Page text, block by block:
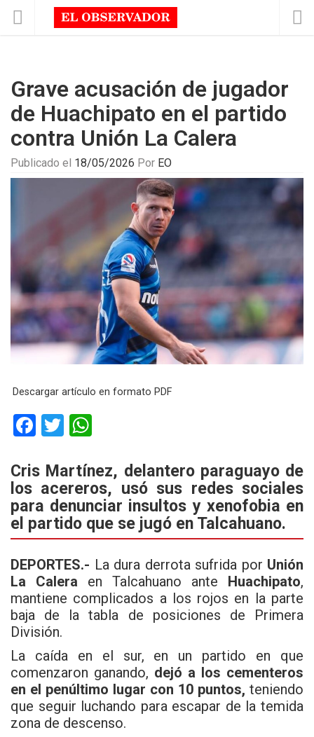
Grave acusación de jugador
de Huachipato en el partido
contra Unión La Calera
Publicado el 18/05/2026 Por EO
Descargar artículo en formato PDF
F
ce
b
o
o
k
T
tt
er
at
s
A
p
p
Cris Martínez, delantero paraguayo de
los acereros, usó sus redes sociales
para denunciar insultos y xenofobia en
el partido que se jugó en Talcahuano.
DEPORTES.- La dura derrota sufrida por Unión
La Calera en Talcahuano ante Huachipato,
mantiene complicados a los rojos en la parte
baja de la tabla de posiciones de Primera
División.
La caída en el sur, en un partido en que
comenzaron ganando, dejó a los cementeros
en el penúltimo lugar con 10 puntos, teniendo
que seguir luchando para escapar de la temida
zona de descenso.